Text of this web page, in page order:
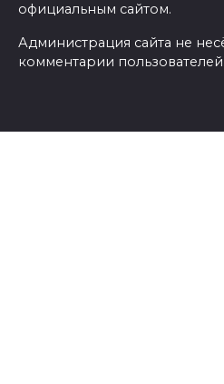
официальным сайтом.
Администрация сайта не
комментарии пользователей.